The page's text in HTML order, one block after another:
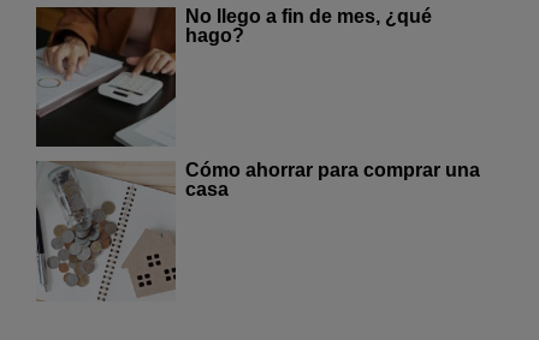
No llego a fin de mes, ¿qué
hago?
Cómo ahorrar para comprar una
casa